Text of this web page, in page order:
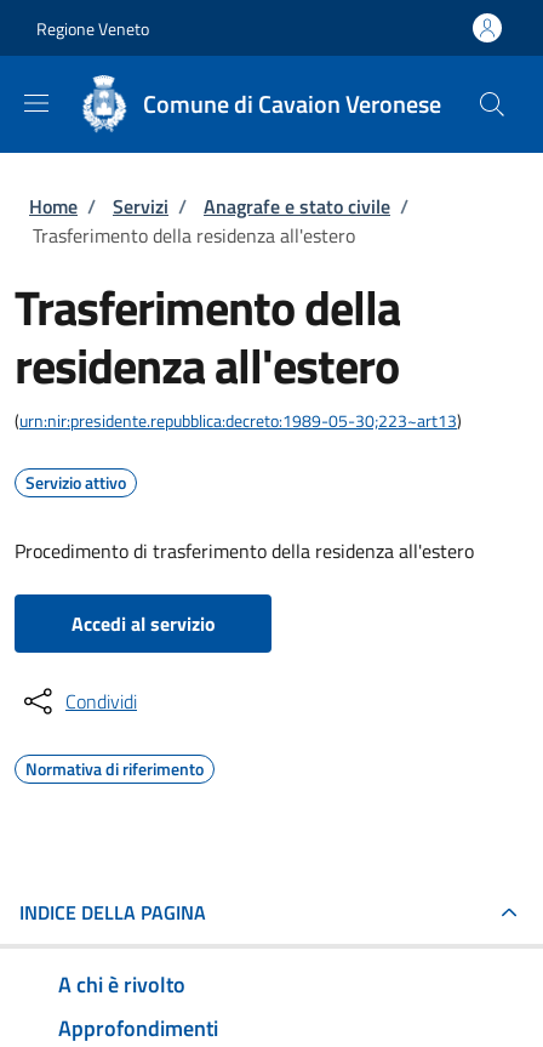
Regione Veneto
Comune di Cavaion Veronese
Briciole di pane
Home / Servizi / Anagrafe e stato civile /
Trasferimento della residenza all'estero
Trasferimento della
residenza all'estero
(urn:nir:presidente.repubblica:decreto:1989-05-30;223~art13)
Servizio attivo
Procedimento di trasferimento della residenza all'estero
Accedi al servizio
Condividi
Normativa di riferimento
INDICE DELLA PAGINA
A chi è rivolto
Approfondimenti